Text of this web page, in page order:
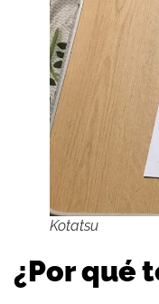
Kotatsu
¿Por qué